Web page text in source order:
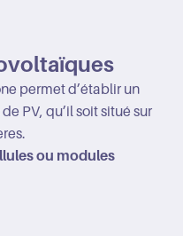
permet d’établir un
PV, qu’il soit situé sur
ou modules